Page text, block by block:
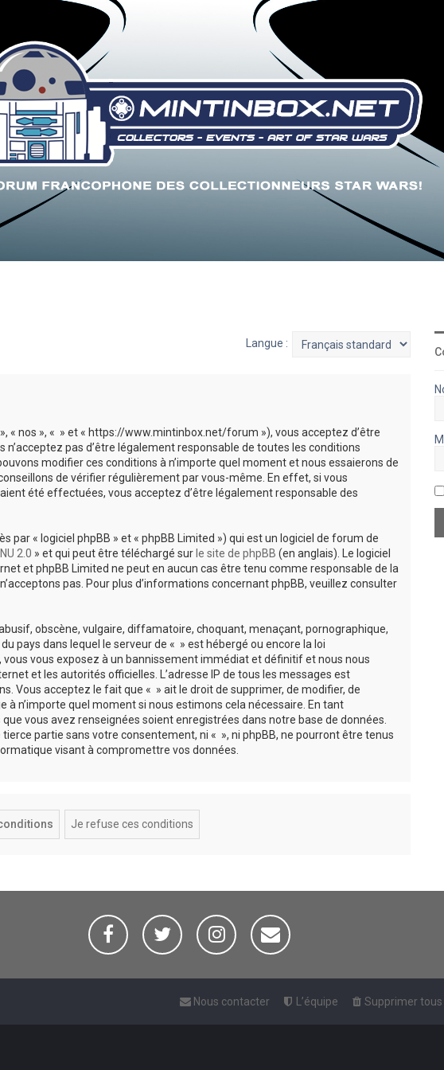
Langue :
« nos », « » et « https://www.mintinbox.net/forum »), vous acceptez d’être
pas d’être légalement responsable de toutes les conditions
modifier ces conditions à n’importe quel moment et nous essaierons de
de vérifier régulièrement par vous-même. En effet, si vous
été effectuées, vous acceptez d’être légalement responsable des
par « logiciel phpBB » et « phpBB Limited ») qui est un logiciel de forum de
2.0 » et qui peut être téléchargé sur le site de phpBB (en anglais). Le logiciel
et phpBB Limited ne peut en aucun cas être tenu comme responsable de la
pas. Pour plus d’informations concernant phpBB, veuillez consulter
obscène, vulgaire, diffamatoire, choquant, menaçant, pornographique,
pays dans lequel le serveur de « » est hébergé ou encore la loi
vous exposez à un bannissement immédiat et définitif et nous nous
et les autorités officielles. L’adresse IP de tous les messages est
Vous acceptez le fait que « » ait le droit de supprimer, de modifier, de
à n’importe quel moment si nous estimons cela nécessaire. En tant
vous avez renseignées soient enregistrées dans notre base de données.
partie sans votre consentement, ni « », ni phpBB, ne pourront être tenus
visant à compromettre vos données.
Supprimer
L’équipe
Nous contacter